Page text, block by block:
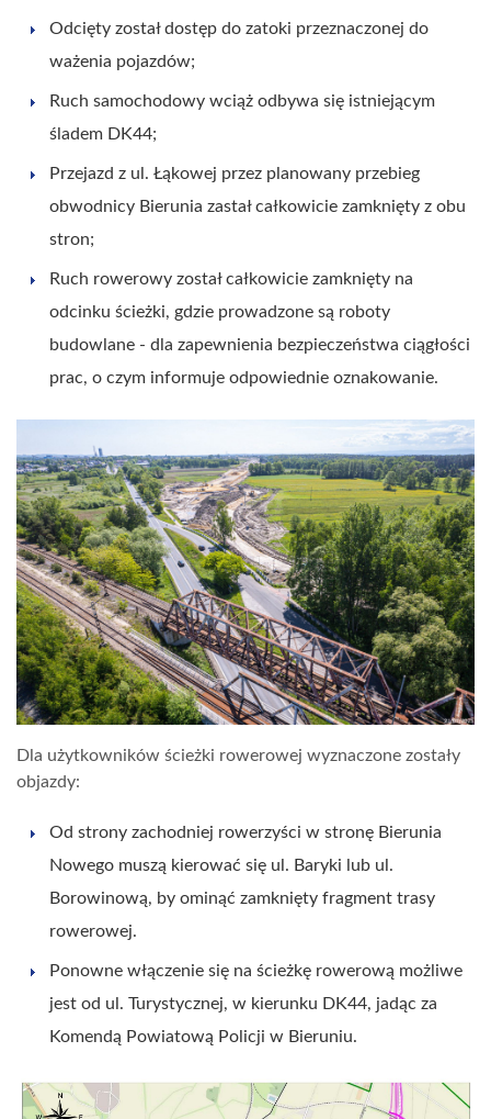
Odcięty został dostęp do zatoki przeznaczonej do
ważenia pojazdów;
Ruch samochodowy wciąż odbywa się istniejącym
śladem DK44;
Przejazd z ul. Łąkowej przez planowany przebieg
obwodnicy Bierunia zastał całkowicie zamknięty z obu
stron;
Ruch rowerowy został całkowicie zamknięty na
odcinku ścieżki, gdzie prowadzone są roboty
budowlane - dla zapewnienia bezpieczeństwa ciągłości
prac, o czym informuje odpowiednie oznakowanie.
Dla użytkowników ścieżki rowerowej wyznaczone zostały
objazdy:
Od strony zachodniej rowerzyści w stronę Bierunia
Nowego muszą kierować się ul. Baryki lub ul.
Borowinową, by ominąć zamknięty fragment trasy
rowerowej.
Ponowne włączenie się na ścieżkę rowerową możliwe
jest od ul. Turystycznej, w kierunku DK44, jadąc za
Komendą Powiatową Policji w Bieruniu.